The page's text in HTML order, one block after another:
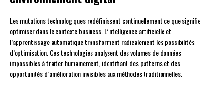
Les mutations technologiques redéfinissent continuellement ce que signifie
optimiser dans le contexte business. L’intelligence artificielle et
l’apprentissage automatique transforment radicalement les possibilités
d’optimisation. Ces technologies analysent des volumes de données
impossibles à traiter humainement, identifiant des patterns et des
opportunités d’amélioration invisibles aux méthodes traditionnelles.